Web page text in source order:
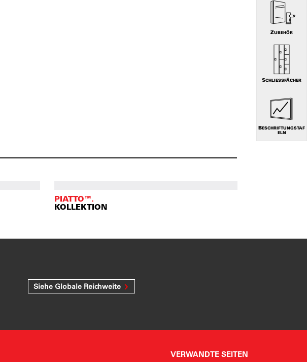
PIATTO™.
KOLLEKTION
Siehe Globale Reichweite
ZUBEHÖR
SCHLIESSFÄCHER
BESCHRIFTUNGSTAF
ELN
VERWANDTE SEITEN